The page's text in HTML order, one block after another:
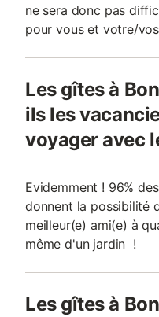
ne sera donc pas
pour vous et votre/
Les gîtes à
ils les
voyager avec
Evidemment ! 96%
donnent la possibilité
meilleur(e) ami(e) à
même d'un jardin !
Les gîtes à